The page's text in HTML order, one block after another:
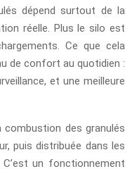
dépend surtout de la
réelle. Plus le silo est
Ce que cela
de confort au quotidien :
et une meilleure
combustion des granulés
puis distribuée dans les
un fonctionnement